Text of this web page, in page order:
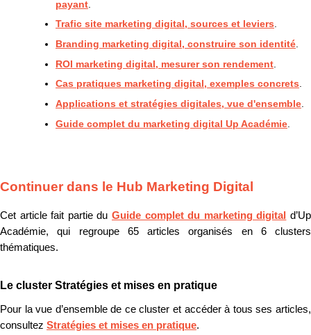
payant
Trafic site marketing digital, sources et leviers.
Branding marketing digital, construire son identité
ROI marketing digital, mesurer son rendement
Cas pratiques marketing digital, exemples concrets.
Applications et stratégies digitales, vue d'ensemble
Guide complet du marketing digital Up Académie
Continuer dans le Hub Marketing Digital
Cet article fait partie du Guide complet du marketing digital d’Up
Académie, qui regroupe 65 articles organisés en 6 clusters
thématiques.
Le cluster Stratégies et mises en pratique
Pour la vue d’ensemble de ce cluster et accéder à tous ses articles,
consultez Stratégies et mises en pratique.